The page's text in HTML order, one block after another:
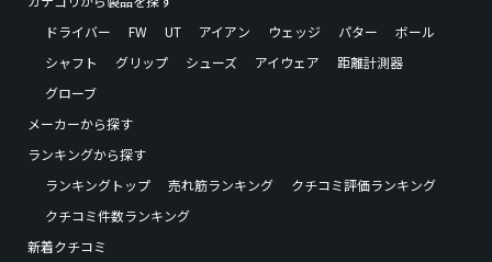
ドライバー
FW UT アイアン ウェッジ パター
ボール
シャフト
グリップ シューズ アイウェア
距離計測器
グローブ
メーカーから探す
ランキングから探す
ランキングトップ
売れ筋ランキング
クチコミ評価ランキング
クチコミ件数ランキング
新着クチコミ